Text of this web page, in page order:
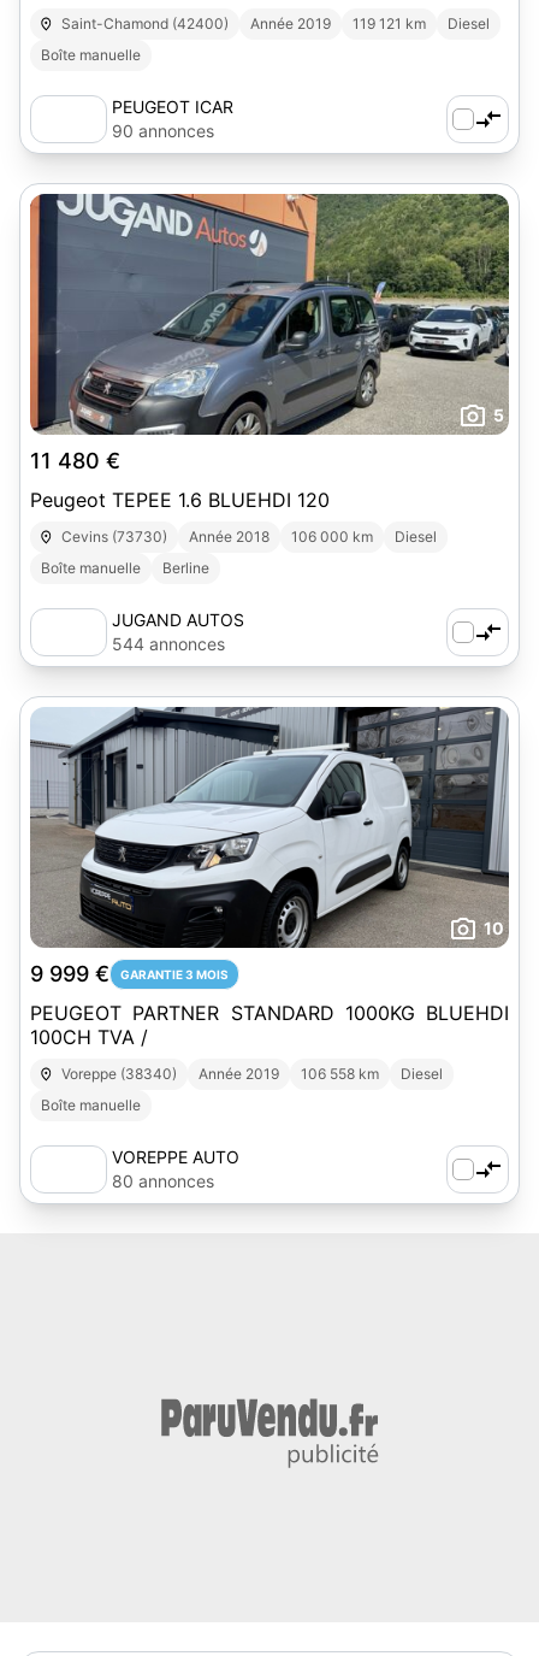
PREMIUM
Saint-Chamond (42400) Année 2019 119 121 km
Diesel
Boîte manuelle
PEUGEOT ICAR
90 annonces
5
11 480 €
Peugeot TEPEE 1.6 BLUEHDI 120
Cevins (73730) Année 2018 106 000 km
Diesel
Boîte manuelle
Berline
JUGAND AUTOS
544 annonces
10
9 999 € GARANTIE 3 MOIS
PEUGEOT PARTNER STANDARD 1000KG BLUEHDI
100CH TVA /
Voreppe (38340) Année 2019 106 558 km
Diesel
Boîte manuelle
VOREPPE AUTO
80 annonces